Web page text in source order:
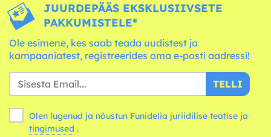
JUURDEPÄÄS EKSKLUSIIVSETE
PAKKUMISTELE*
Ole esimene, kes saab teada uudistest ja
kampaaniatest, registreerides oma e-posti aadressi!
TELLI
Olen lugenud ja nõustun Funidelia juriidilise teatise ja
tingimused .